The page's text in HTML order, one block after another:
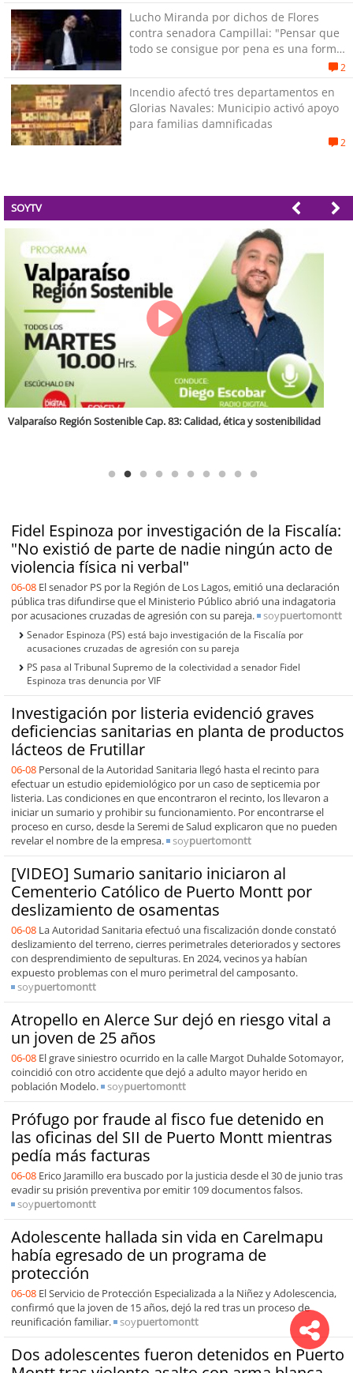
Lucho Miranda por dichos de Flores
contra senadora Campillai: "Pensar que
todo se consigue por pena es una forma
2
Incendio afectó tres departamentos en
Glorias Navales: Municipio activó apoyo
para familias damnificadas
2
SOYTV
Fidel Espinoza por investigación de la Fiscalía:
"No existió de parte de nadie ningún acto de
violencia física ni verbal"
06-08 El senador PS por la Región de Los Lagos, emitió una declaración
pública tras difundirse que el Ministerio Público abrió una indagatoria
por acusaciones cruzadas de agresión con su pareja.
soypuertomontt
Senador Espinoza (PS) está bajo investigación de la Fiscalía por
acusaciones cruzadas de agresión con su pareja
PS pasa al Tribunal Supremo de la colectividad a senador Fidel
Espinoza tras denuncia por VIF
Investigación por listeria evidenció graves
deficiencias sanitarias en planta de productos
lácteos de Frutillar
06-08 Personal de la Autoridad Sanitaria llegó hasta el recinto para
efectuar un estudio epidemiológico por un caso de septicemia por
listeria. Las condiciones en que encontraron el recinto, los llevaron a
iniciar un sumario y prohibir su funcionamiento. Por encontrarse el
proceso en curso, desde la Seremi de Salud explicaron que no pueden
revelar el nombre de la empresa.
soypuertomontt
[VIDEO] Sumario sanitario iniciaron al
Cementerio Católico de Puerto Montt por
deslizamiento de osamentas
06-08 La Autoridad Sanitaria efectuó una fiscalización donde constató
deslizamiento del terreno, cierres perimetrales deteriorados y sectores
con desprendimiento de sepulturas. En 2024, vecinos ya habían
expuesto problemas con el muro perimetral del camposanto.
soypuertomontt
Atropello en Alerce Sur dejó en riesgo vital a
un joven de 25 años
06-08 El grave siniestro ocurrido en la calle Margot Duhalde Sotomayor,
coincidió con otro accidente que dejó a adulto mayor herido en
población Modelo.
soypuertomontt
Prófugo por fraude al fisco fue detenido en
las oficinas del SII de Puerto Montt mientras
pedía más facturas
06-08 Erico Jaramillo era buscado por la justicia desde el 30 de junio tras
evadir su prisión preventiva por emitir 109 documentos falsos.
soypuertomontt
Adolescente hallada sin vida en Carelmapu
había egresado de un programa de
protección
06-08 El Servicio de Protección Especializada a la Niñez y Adolescencia,
confirmó que la joven de 15 años, dejó la red tras un proceso de
reunificación familiar.
soypuertomontt
Dos adolescentes fueron detenidos en Puerto